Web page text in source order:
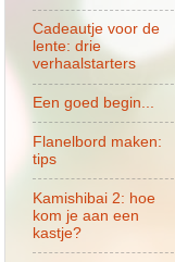
Cadeautje voor de
lente: drie
verhaalstarters
Een goed begin...
Flanelbord maken:
tips
Kamishibai 2: hoe
kom je aan een
kastje?